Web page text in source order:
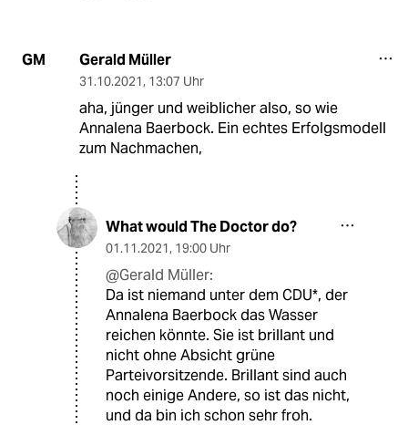
GM Gerald Müller
31.10.2021, 13:07 Uhr
aha, jünger und weiblicher also, so wie
Annalena Baerbock. Ein echtes Erfolgsmodell
zum Nachmachen,
What would The Doctor do?
01.11.2021, 19:00 Uhr
@Gerald Müller:
Da ist niemand unter dem CDU*, der
Annalena Baerbock das Wasser
reichen könnte. Sie ist brillant und
nicht ohne Absicht grüne
Parteivorsitzende. Brillant sind auch
noch einige Andere, so ist das nicht,
und da bin ich schon sehr froh.